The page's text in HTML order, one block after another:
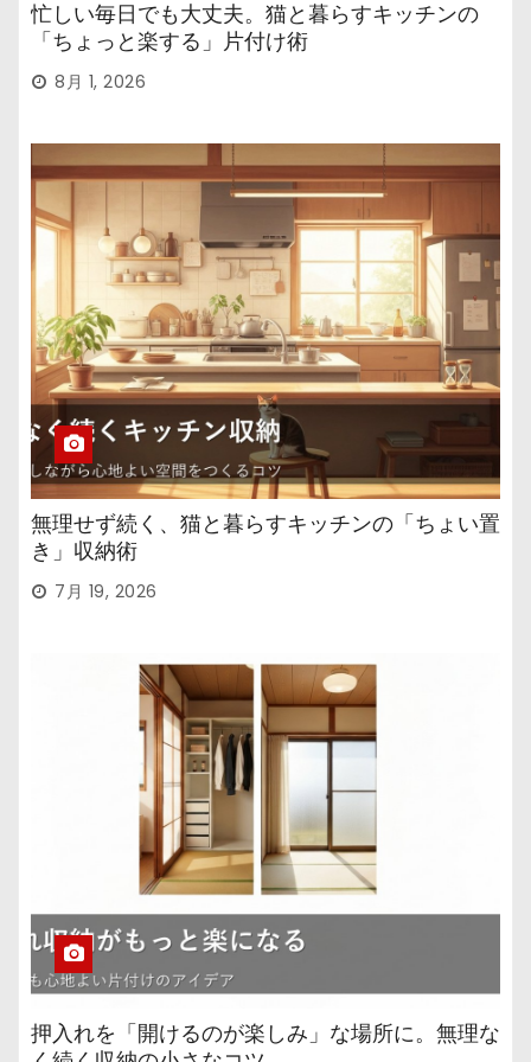
忙しい毎日でも大丈夫。猫と暮らすキッチンの
「ちょっと楽する」片付け術
8月 1, 2026
無理せず続く、猫と暮らすキッチンの「ちょい置
き」収納術
7月 19, 2026
押入れを「開けるのが楽しみ」な場所に。無理な